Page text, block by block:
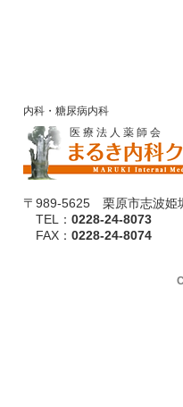
内科・糖尿病内科
医 療 法 人 薬 師 会
〒989-5625 栗原市志波姫
TEL： 0228-24-8073
​ FAX： 0228-24-8074